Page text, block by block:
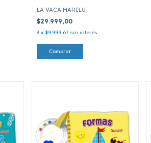
LA VACA MARILU
$29.999,00
3 x $9.999,67 sin interés